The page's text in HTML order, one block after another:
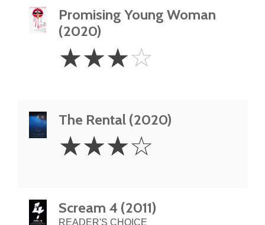
Promising Young Woman
(2020)
Stars
☆☆☆☆
The Rental (2020)
Stars
☆☆☆☆
Scream 4 (2011)
READER'S CHOICE